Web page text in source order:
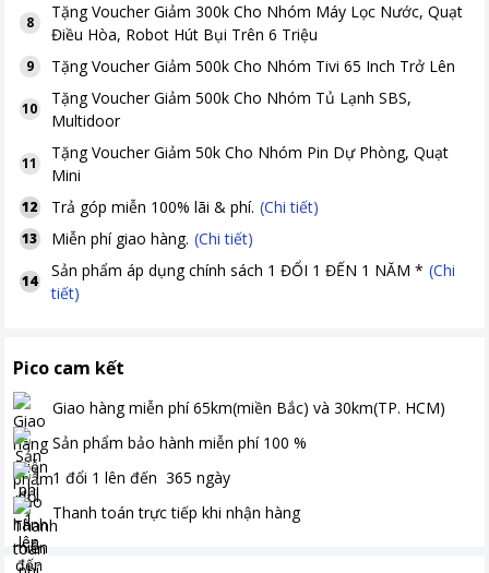
8
TặngVoucher Giảm 300k Cho Nhóm Máy Lọc Nước, Quạt
Điều Hòa, Robot Hút Bụi Trên 6 Triệu
9 TặngVoucher Giảm 500k Cho Nhóm Tivi 65 Inch Trở Lên
10
TặngVoucher Giảm 500k Cho Nhóm Tủ Lạnh SBS,
Multidoor
11
TặngVoucher Giảm 50k Cho Nhóm Pin Dự Phòng, Quạt
Mini
12 Trả góp miễn 100% lãi & phí. (Chi tiết)
13 Miễn phí giao hàng. (Chi tiết)
14
Sản phẩm áp dụng chính sách 1 ĐỔI 1 ĐẾN 1 NĂM * (Chi
tiết)
Pico cam kết
Giao hàng miễn phí 65km(miền Bắc) và 30km(TP. HCM)
Sản phẩm bảo hành miễn phí 100 %
1 đổi 1 lên đến 365 ngày
Thanh toán trực tiếp khi nhận hàng